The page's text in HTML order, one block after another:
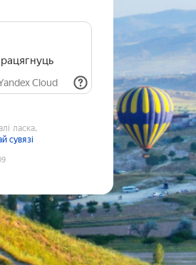
Cloud
ласка,
сувязі